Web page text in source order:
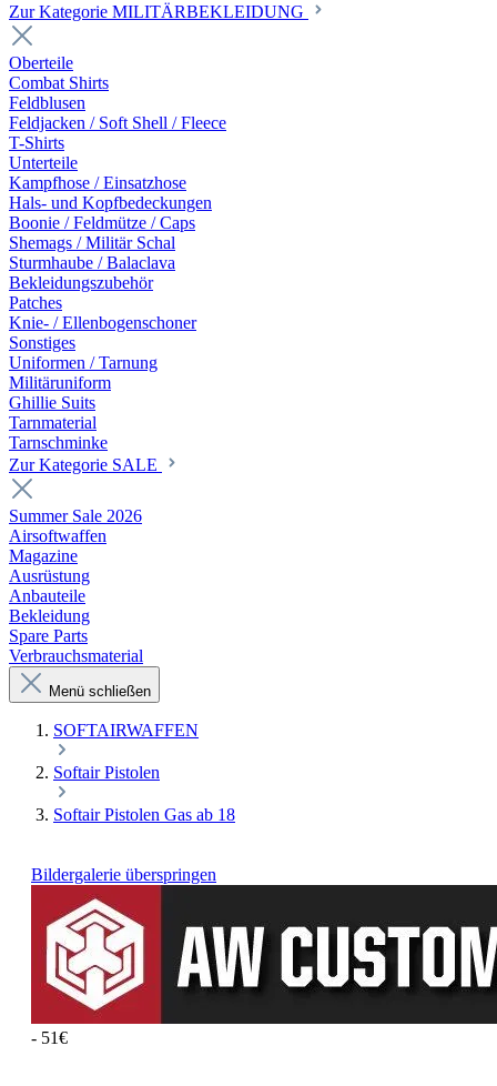
Zur Kategorie MILITÄRBEKLEIDUNG
Oberteile
Combat Shirts
Feldblusen
Feldjacken / Soft Shell / Fleece
T-Shirts
Unterteile
Kampfhose / Einsatzhose
Hals- und Kopfbedeckungen
Boonie / Feldmütze / Caps
Shemags / Militär Schal
Sturmhaube / Balaclava
Bekleidungszubehör
Patches
Knie- / Ellenbogenschoner
Sonstiges
Uniformen / Tarnung
Militäruniform
Ghillie Suits
Tarnmaterial
Tarnschminke
Zur Kategorie SALE
Summer Sale 2026
Airsoftwaffen
Magazine
Ausrüstung
Anbauteile
Bekleidung
Spare Parts
Verbrauchsmaterial
Menü schließen
SOFTAIRWAFFEN
Softair Pistolen
Softair Pistolen Gas ab 18
Bildergalerie überspringen
- 51€